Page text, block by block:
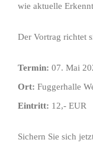
wie aktuelle
Der Vortrag richtet
Termin: 07. Mai
Ort: Fuggerhalle
Eintritt: 12,- EUR
Sichern Sie sich